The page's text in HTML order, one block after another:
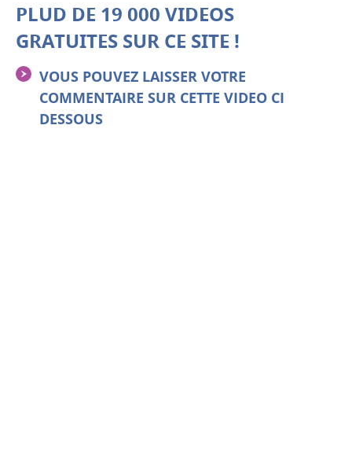
PLUD DE 19 000 VIDEOS
GRATUITES SUR CE SITE !
VOUS POUVEZ LAISSER VOTRE
COMMENTAIRE SUR CETTE VIDEO CI
DESSOUS